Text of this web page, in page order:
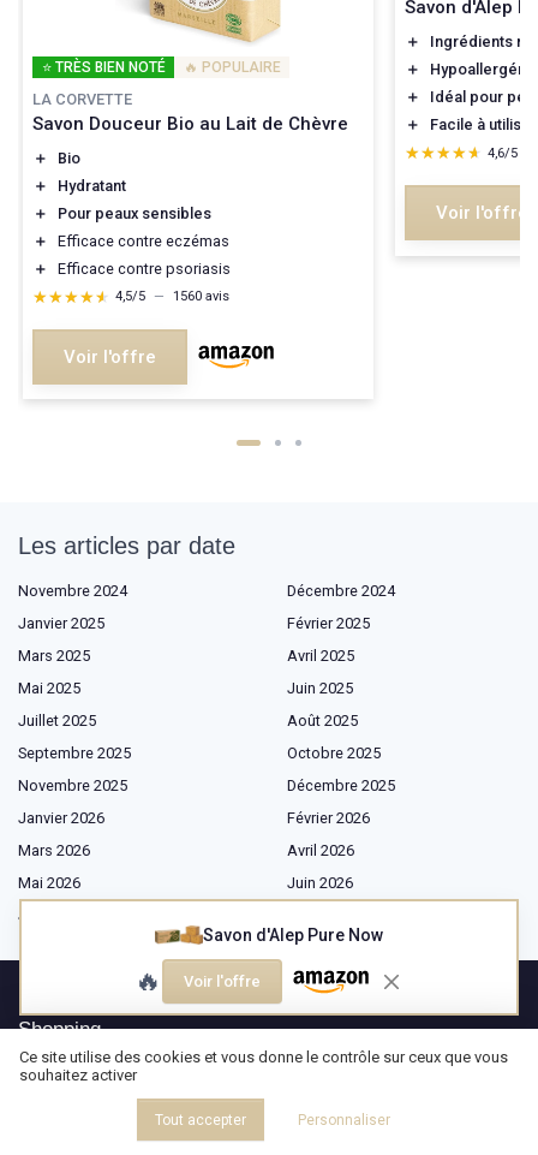
⭐ TRÈS BIEN NOTÉ 🔥 POPULAIRE
LA CORVETTE
Savon Douceur Bio au Lait de Chèvre
＋
Bio
＋
Hydratant
＋
Pour peaux sensibles
＋
Efficace contre eczémas
＋
Efficace contre psoriasis
★★★★★
★★★★★ 4,5/5 — 1560 avis
Voir l'offre
Savon d'Alep
＋
Ingrédients
＋
＋
Idéal pour
＋
Facile à utiliser
★★★★★
★★★★★ 4,6/5
Voir l'offre
Savon d'Alep Pure Now
🔥 Voir l'offre
Les articles par date
Novembre 2024
Décembre 2024
Janvier 2025
Février 2025
Mars 2025
Avril 2025
Mai 2025
Juin 2025
Juillet 2025
Août 2025
Septembre 2025
Octobre 2025
Novembre 2025
Décembre 2025
Janvier 2026
Février 2026
Mars 2026
Avril 2026
Mai 2026
Juin 2026
Juillet 2026
Shopping
Mobilier
Ce site utilise des cookies et vous donne le contrôle sur ceux que vous
souhaitez activer
Tout accepter Personnaliser